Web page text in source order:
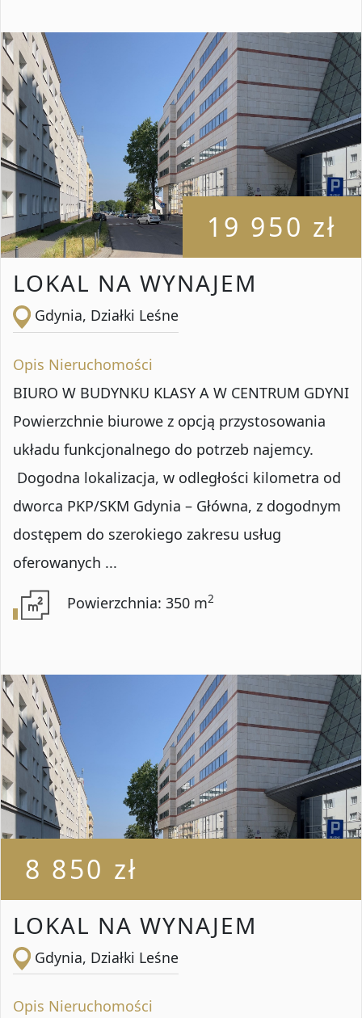
19 950 zł
LOKAL NA WYNAJEM
Gdynia, Działki Leśne
Opis Nieruchomości
BIURO W BUDYNKU KLASY A W CENTRUM GDYNI
Powierzchnie biurowe z opcją przystosowania
układu funkcjonalnego do potrzeb najemcy.
Dogodna lokalizacja, w odległości kilometra od
dworca PKP/SKM Gdynia – Główna, z dogodnym
dostępem do szerokiego zakresu usług
oferowanych ...
Powierzchnia: 350 m2
8 850 zł
LOKAL NA WYNAJEM
Gdynia, Działki Leśne
Opis Nieruchomości